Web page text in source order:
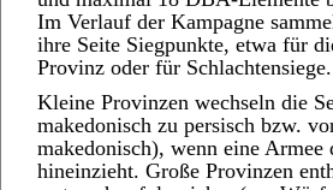
Im Verlauf der Kampagne
ihre Seite Siegpunkte, etwa für
Provinz oder für Schlachtensiege.
Kleine Provinzen wechseln die
makedonisch zu persisch bzw.
makedonisch), wenn eine Armee
hineinzieht. Große Provinzen